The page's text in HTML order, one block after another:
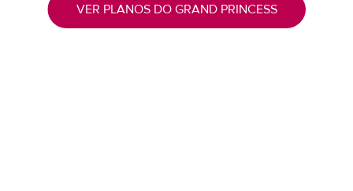
VER PLANOS DO GRAND PRINCESS